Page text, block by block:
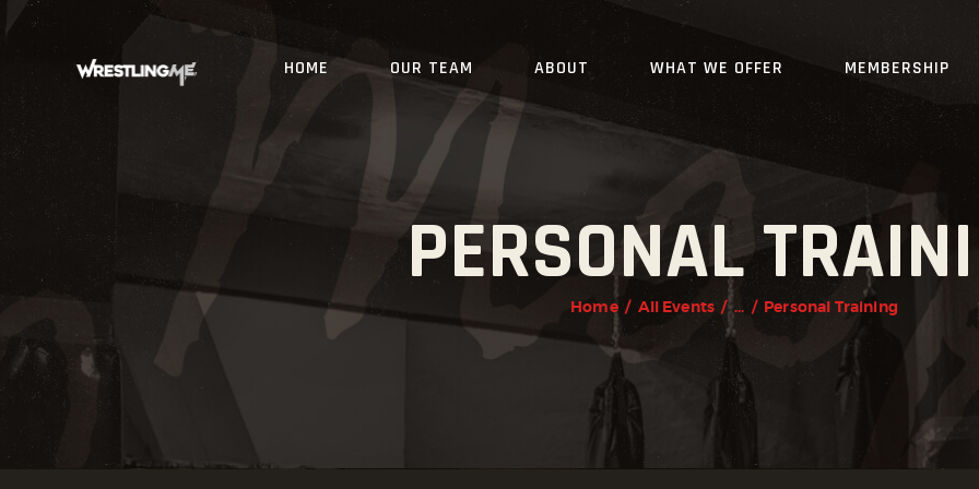
HOME OUR TEAM ABOUT WHAT WE OFFER MEMBERSHIP
PERSONAL
Home All Events ... Personal Training
HOME
OUR TEAM
ABOUT
WHAT WE OFFER
MEMBERSHIP
PROGRAMS
SCHEDULE
APPLICATION FORM
CONTACT